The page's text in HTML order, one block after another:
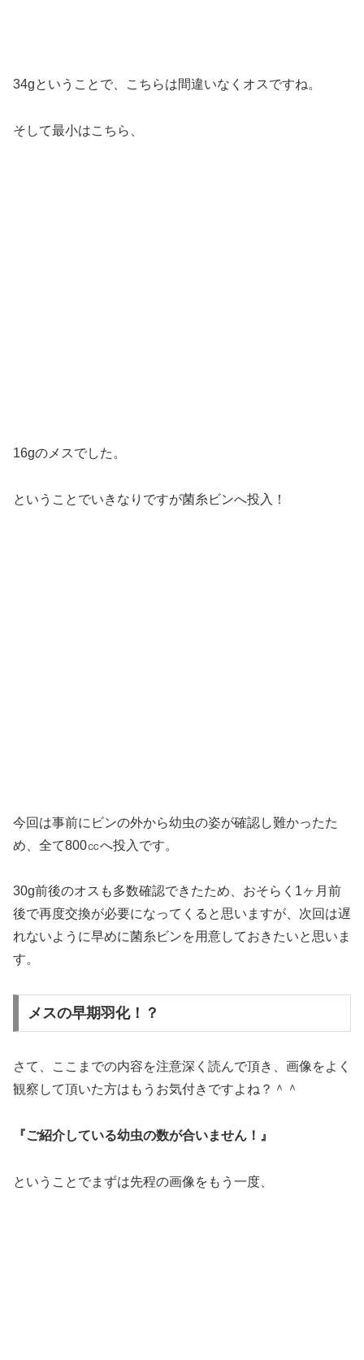
34gということで、こちらは間違いなくオスですね。
そして最小はこちら、
16gのメスでした。
ということでいきなりですが菌糸ビンへ投入！
今回は事前にビンの外から幼虫の姿が確認し難かったた
め、全て800㏄へ投入です。
30g前後のオスも多数確認できたため、おそらく1ヶ月前
後で再度交換が必要になってくると思いますが、次回は遅
れないように早めに菌糸ビンを用意しておきたいと思いま
す。
メスの早期羽化！？
さて、ここまでの内容を注意深く読んで頂き、画像をよく
観察して頂いた方はもうお気付きですよね？＾＾
『ご紹介している幼虫の数が合いません！』
ということでまずは先程の画像をもう一度、